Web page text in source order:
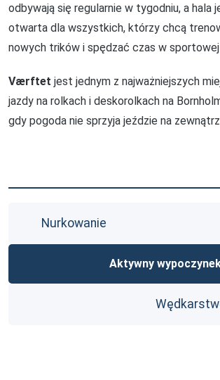
odbywają się regularnie w tygodniu, a hala
otwarta dla wszystkich, którzy chcą
nowych trików i spędzać czas w
Værftet jest jednym z najważniejszych
jazdy na rolkach i deskorolkach na
gdy pogoda nie sprzyja jeździe na
Nurkowanie
Aktywny